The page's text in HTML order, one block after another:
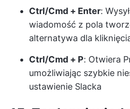
Ctrl/Cmd + Enter:
wiadomość z pola
alternatywa dla
Ctrl/Cmd + P: Otwiera
umożliwiając szybkie
ustawienie Slacka